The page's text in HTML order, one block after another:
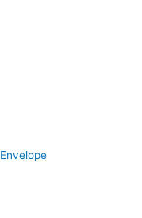
Envelope